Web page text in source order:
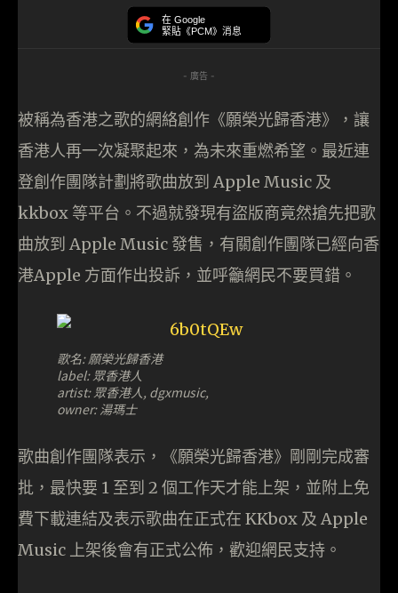
在 Google
緊貼《PCM》消息
- 廣告 -
被稱為香港之歌的網絡創作《願榮光歸香港》，讓
香港人再一次凝聚起來，為未來重燃希望。最近連
登創作團隊計劃將歌曲放到 Apple Music 及
kkbox 等平台。不過就發現有盜版商竟然搶先把歌
曲放到 Apple Music 發售，有關創作團隊已經向香
港Apple 方面作出投訴，並呼籲網民不要買錯。
歌名: 願榮光歸香港
label: 眾香港人
artist: 眾香港人, dgxmusic,
owner: 湯瑪士
歌曲創作團隊表示，《願榮光歸香港》剛剛完成審
批，最快要 1 至到 2 個工作天才能上架，並附上免
費下載連結及表示歌曲在正式在 KKbox 及 Apple
Music 上架後會有正式公佈，歡迎網民支持。